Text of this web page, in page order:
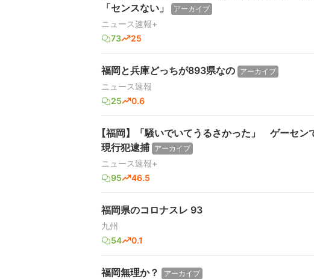
「センスない」
アーカイブ
ニュース速報+
73
25
福岡と兵庫どっちが893県なの アーカイブ
ニュース速報
25
0.6
【福岡】「騒いでいてうるさかった」 ゲーセ
現行犯逮捕 アーカイブ
ニュース速報+
95
46.5
福岡県のコロナスレ 93
九州
54
0.1
福岡無理か？ アーカイブ